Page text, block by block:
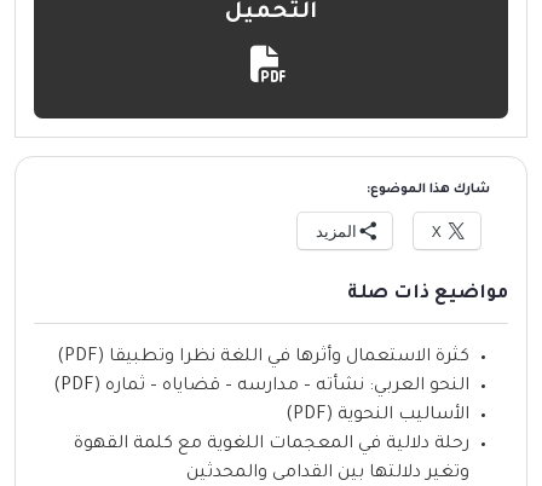
التحميل
شارك هذا الموضوع:
X المزيد
مواضيع ذات صلة
كثرة الاستعمال وأثرها في اللغة نظرا وتطبيقا (PDF)
النحو العربي: نشأته – مدارسه – قضاياه – ثماره (PDF)
الأساليب النحوية (PDF)
رحلة دلالية في المعجمات اللغوية مع كلمة القهوة
وتغير دلالتها بين القدامى والمحدثين